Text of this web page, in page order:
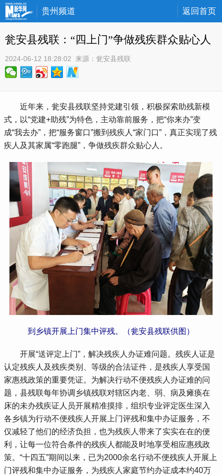
贵州频道 返回首页
瓮安县残联：“四上门”争做残疾群众贴心人
2024-06-12 18:28:02 来源： 瓮安县残联
近年来，瓮安县残联坚持党建引领，积极探索助残新模
式，以“党建+助残”为特色，主动靠前服务，把“你来办”变
成“我去办”，把“服务窗口”搬到残疾人“家门口”，真正实现了残
疾人及其家属“零跑腿”，争做残疾群众贴心人。
到乡镇开展上门集中评残。（瓮安县残联供图）
开展“送评定上门”，解决残疾人办证难问题。残疾人证是
认定残疾人及残疾类别、等级的合法证件，是残疾人享受国
家惠残政策的重要凭证。为解决行动不便残疾人办证难的问
题，县残联每年协调乡镇残联对辖区内老、弱、病及瘫痪在
床的未办残疾证人员开展精准摸排，组织专业评定医生深入
各乡镇为行动不便残疾人开展上门评残和集中办证服务，不
仅减轻了他们的经济负担，也为残疾人带来了实实在在的便
利，让每一位符合条件的残疾人都能及时地享受相应惠残政
策。“十四五”期间以来，已为2000余名行动不便残疾人开展上
门评残和集中办证服务，为残疾人家庭节约办证成本约40万